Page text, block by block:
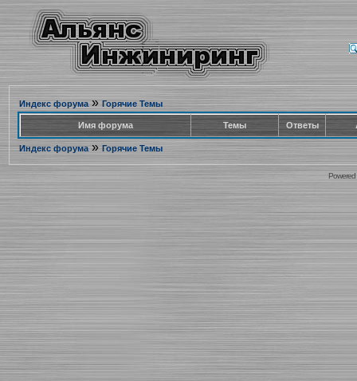
Индекс форума» Горячие Темы
Имя форума Темы Ответы
Индекс форума» Горячие Темы